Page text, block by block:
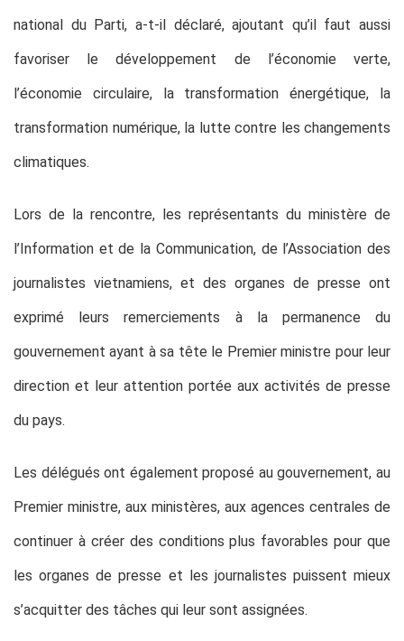
national du Parti, a-t-il déclaré, ajoutant qu’il faut aussi
favoriser le développement de l’économie verte,
l’économie circulaire, la transformation énergétique, la
transformation numérique, la lutte contre les changements
climatiques.
Lors de la rencontre, les représentants du ministère de
l’Information et de la Communication, de l’Association des
journalistes vietnamiens, et des organes de presse ont
exprimé leurs remerciements à la permanence du
gouvernement ayant à sa tête le Premier ministre pour leur
direction et leur attention portée aux activités de presse
du pays.
Les délégués ont également proposé au gouvernement, au
Premier ministre, aux ministères, aux agences centrales de
continuer à créer des conditions plus favorables pour que
les organes de presse et les journalistes puissent mieux
s’acquitter des tâches qui leur sont assignées.